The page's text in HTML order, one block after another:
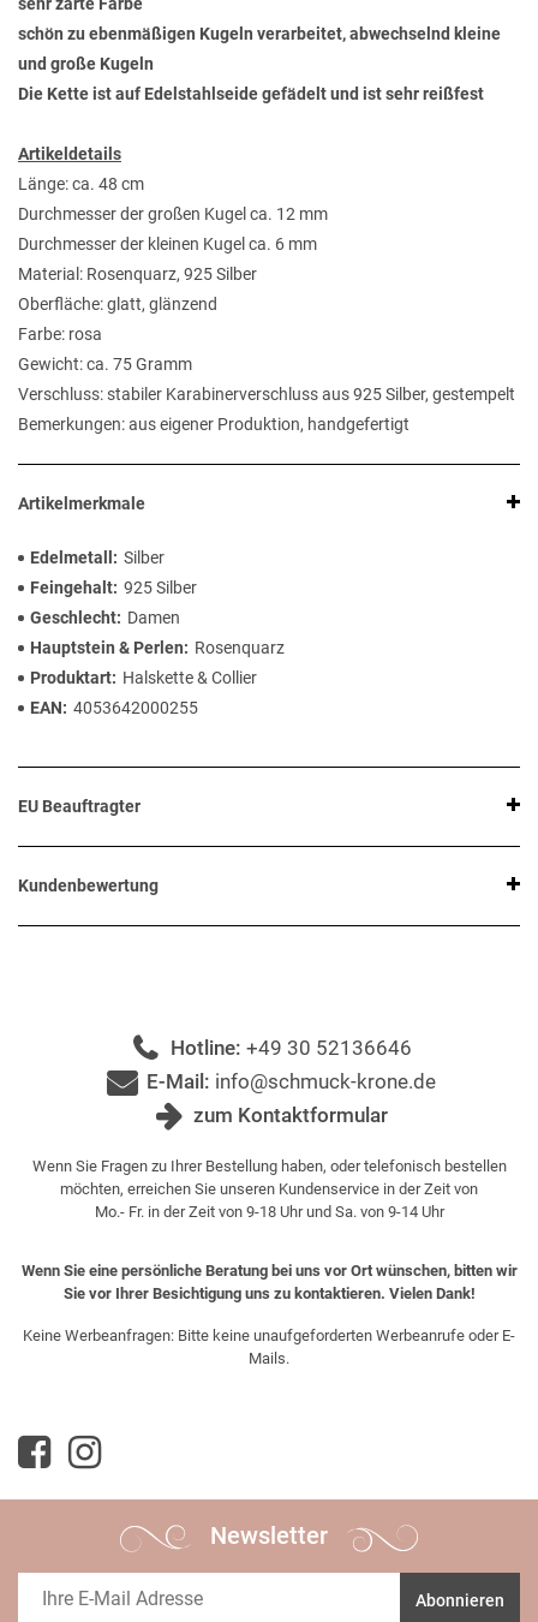
sehr zarte Farbe
schön zu ebenmäßigen Kugeln verarbeitet, abwechselnd kleine
und große Kugeln
Die Kette ist auf Edelstahlseide gefädelt und ist sehr reißfest
Artikeldetails
Länge: ca. 48 cm
Durchmesser der großen Kugel ca. 12 mm
Durchmesser der kleinen Kugel ca. 6 mm
Material: Rosenquarz, 925 Silber
Oberfläche: glatt, glänzend
Farbe: rosa
Gewicht: ca. 75 Gramm
Verschluss: stabiler Karabinerverschluss aus 925 Silber, gestempelt
Bemerkungen: aus eigener Produktion, handgefertigt
Artikelmerkmale
Edelmetall
Silber
Feingehalt 925 Silber
Geschlecht
Damen
Hauptstein & Perlen
Rosenquarz
Produktart
Halskette & Collier
EAN
4053642000255
EU Beauftragter
Kundenbewertung
Hotline: +49 30 52136646
E-Mail: info@schmuck-krone.de
zum Kontaktformular
Wenn Sie Fragen zu Ihrer Bestellung haben, oder telefonisch bestellen
möchten, erreichen Sie unseren Kundenservice in der Zeit von
Mo.- Fr. in der Zeit von 9-18 Uhr und Sa. von 9-14 Uhr
Wenn Sie eine persönliche Beratung bei uns vor Ort wünschen, bitten wir
Sie vor Ihrer Besichtigung uns zu kontaktieren. Vielen Dank!
Keine Werbeanfragen: Bitte keine unaufgeforderten Werbeanrufe oder E-
Mails.
Newsletter
Abonnieren